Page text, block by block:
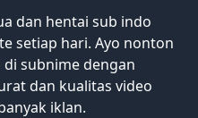
dan hentai sub indo
setiap hari. Ayo nonton
subnime dengan
dan kualitas video
iklan.